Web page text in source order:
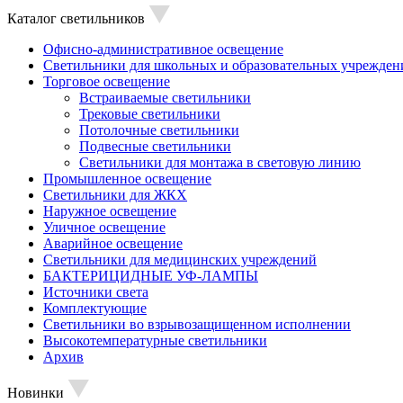
Каталог светильников
Офисно-административное освещение
Светильники для школьных и образовательных
Торговое освещение
Встраиваемые светильники
Трековые светильники
Потолочные светильники
Подвесные светильники
Светильники для монтажа в световую линию
Промышленное освещение
Светильники для ЖКХ
Наружное освещение
Уличное освещение
Аварийное освещение
Светильники для медицинских учреждений
БАКТЕРИЦИДНЫЕ УФ-ЛАМПЫ
Источники света
Комплектующие
Светильники во взрывозащищенном исполнении
Высокотемпературные светильники
Архив
Новинки